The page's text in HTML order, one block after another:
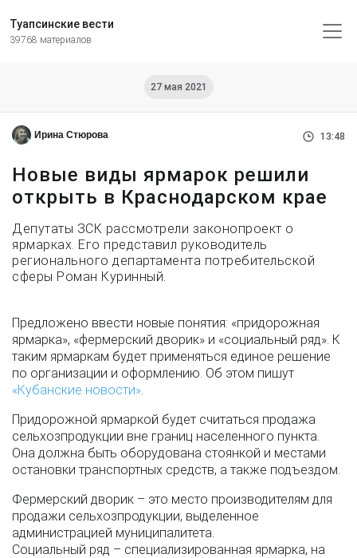
Туапсинские вести
39768 материалов
27 мая 2021
Ирина Стюрова 13:48
Новые виды ярмарок решили
открыть в Краснодарском крае
Депутаты ЗСК рассмотрели законопроект о
ярмарках. Его представил руководитель
регионального департамента потребительской
сферы Роман Куринный.
Предложено ввести новые понятия: «придорожная
ярмарка», «фермерский дворик» и «социальный ряд». К
таким ярмаркам будет применяться единое решение
по организации и оформлению. Об этом пишут
«Кубанские новости».
Придорожной ярмаркой будет считаться продажа
сельхозпродукции вне границ населенного пункта.
Она должна быть оборудована стоянкой и местами
остановки транспортных средств, а также подъездом.
Фермерский дворик – это место производителям для
продажи сельхозпродукции, выделенное
администрацией муниципалитета.
Социальный ряд – специализированная ярмарка, на